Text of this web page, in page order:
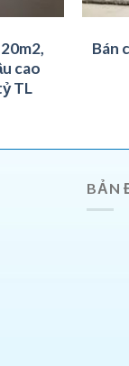
cao
TL
Bán
BẢN